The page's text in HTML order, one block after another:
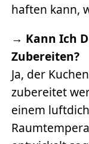
haften kann,
→ Kann Ich
Zubereiten?
Ja, der
zubereitet
einem